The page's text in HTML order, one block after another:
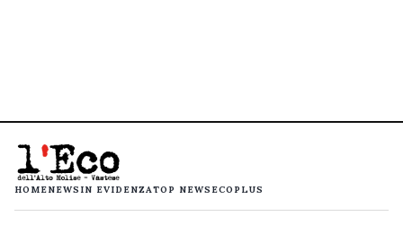
HOMENEWS IN EVIDENZATOP NEWS ECOPLUS